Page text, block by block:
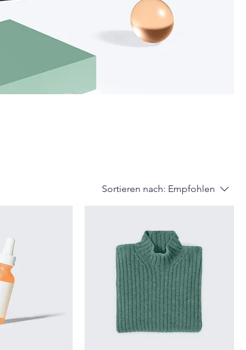
Sortieren nach: Empfohlen